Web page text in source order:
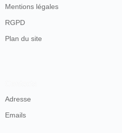
Mentions légales
RGPD
Plan du site
Adresse
Emails